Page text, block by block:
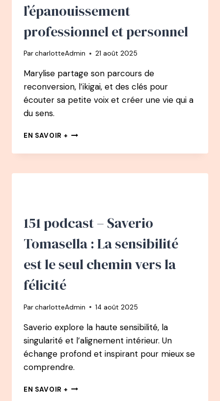
l’épanouissement
professionnel et personnel
ParcharlotteAdmin 21 août 2025
Marylise partage son parcours de
reconversion, l’ikigai, et des clés pour
écouter sa petite voix et créer une vie qui a
du sens.
EN SAVOIR + 152
–
TRÉCOURT
DE
L’ÉPANOUISSEMENT
ET
151 podcast – Saverio
Tomasella : La sensibilité
est le seul chemin vers la
félicité
ParcharlotteAdmin 14 août 2025
Saverio explore la haute sensibilité, la
singularité et l’alignement intérieur. Un
échange profond et inspirant pour mieux se
comprendre.
EN SAVOIR + 151